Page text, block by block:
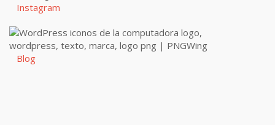
Instagram
Blog